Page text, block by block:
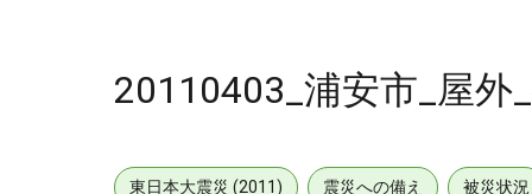
20110403_浦安市_屋外
東日本大震災 (2011) 震災への備え 被災状況